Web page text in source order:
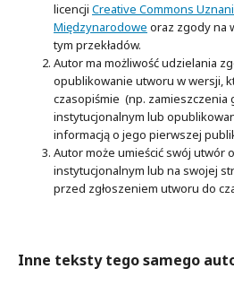
licencji Creative Commons
Międzynarodowe oraz zgody na
tym przekładów.
Autor ma możliwość udzielania
opublikowanie utworu w wersji,
czasopiśmie (np. zamieszczenia
instytucjonalnym lub
informacją o jego pierwszej
Autor może umieścić swój utwór
instytucjonalnym lub na swojej
przed zgłoszeniem utworu do
Inne teksty tego samego